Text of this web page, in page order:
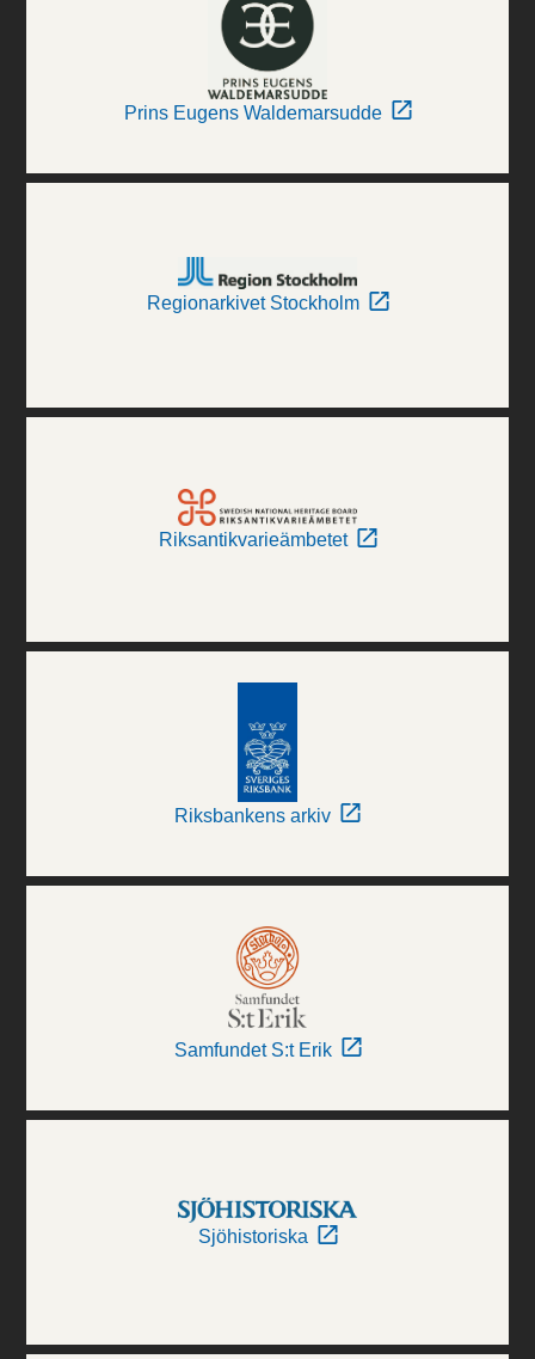
Prins Eugens Waldemarsudde
Regionarkivet Stockholm
Riksantikvarieämbetet
Riksbankens arkiv
Samfundet S:t Erik
Sjöhistoriska